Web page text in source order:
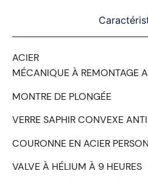
ACIER
MÉCANIQUE À REMONTAGE
MONTRE DE PLONGÉE
VERRE SAPHIR CONVEXE
COURONNE EN ACIER
VALVE À HÉLIUM À 9 HEURES